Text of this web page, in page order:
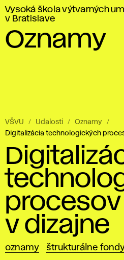
Vysoká škola výtvarných
v Bratislave
Oznamy
VŠVU Udalosti
Oznamy
Digitalizácia technologických
procesov
v dizajne
oznamy štrukturálne